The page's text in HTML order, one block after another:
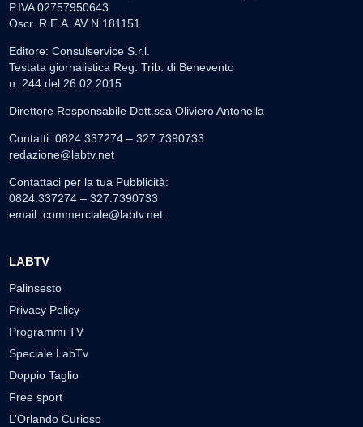
P.IVA 02757950643
Oscr. R.E.A. AV N.181151
Editore: Consulservice S.r.l.
Testata giornalistica Reg. Trib. di Benevento
n. 244 del 26.02.2015
Direttore Responsabile Dott.ssa Oliviero Antonella
Contatti: 0824.337274 – 327.7390733
redazione@labtv.net
Contattaci per la tua Pubblicità:
0824.337274 – 327.7390733
email: commerciale@labtv.net
LABTV
Palinsesto
Privacy Policy
Programmi TV
Speciale LabTv
Doppio Taglio
Free sport
L’Orlando Curioso